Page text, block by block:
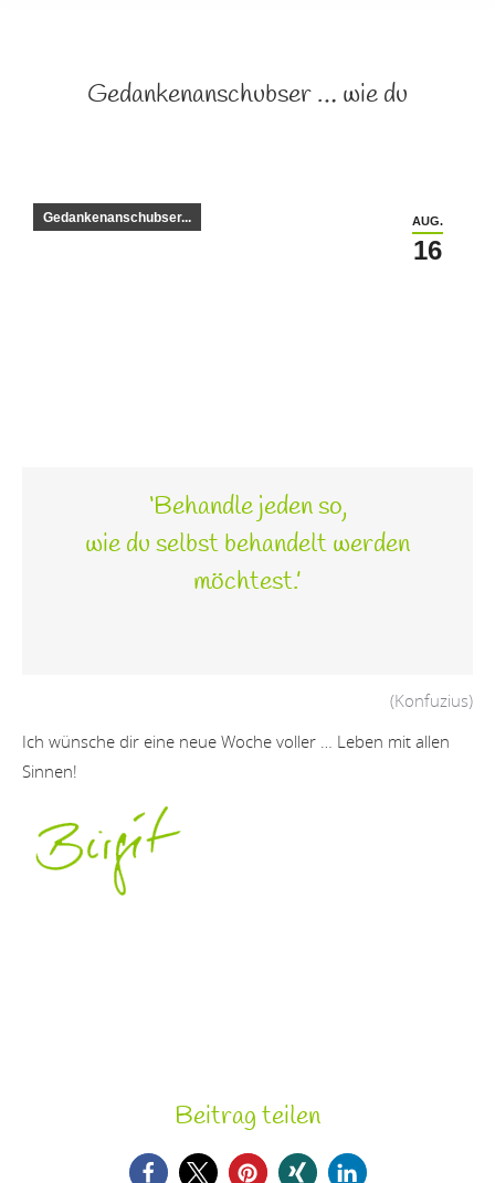
Gedankenanschubser … wie du
AUG.
16
Gedankenanschubser...
‘Behandle jeden so,
wie du selbst behandelt werden
möchtest.’
(Konfuzius)
Ich wünsche dir eine neue Woche voller … Leben mit allen
Sinnen!
Beitrag teilen